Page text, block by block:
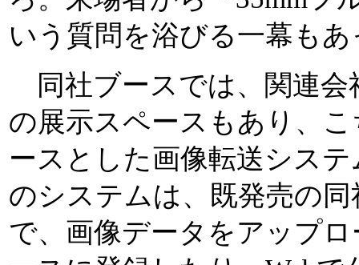
いう質問を浴びる一幕も
同社ブースでは、関連会
の展示スペースもあり、
ースとした画像転送シス
のシステムは、既発売の
で、画像データをアップ